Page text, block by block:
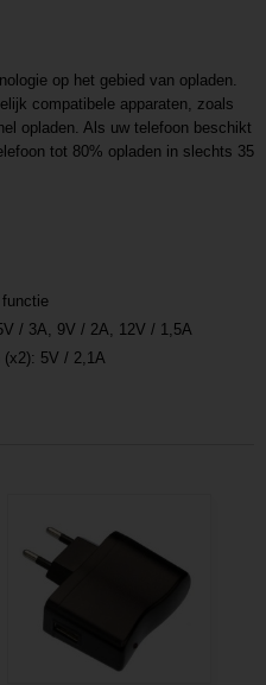
op het gebied van opladen.
compatibele apparaten, zoals
opladen. Als uw telefoon beschikt
tot 80% opladen in slechts 35
/ 3A, 9V / 2A, 12V / 1,5A
(x2): 5V / 2,1A